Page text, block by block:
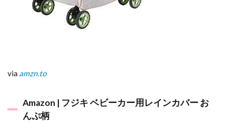
via amzn.to
Amazon | フジキ ベビーカー用レインカバー お
んぷ柄